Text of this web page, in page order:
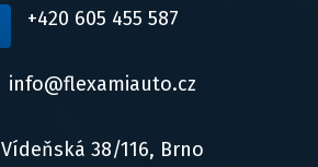
+420 605 455 587
info@flexamiauto.cz
Vídeňská 38/116, Brno